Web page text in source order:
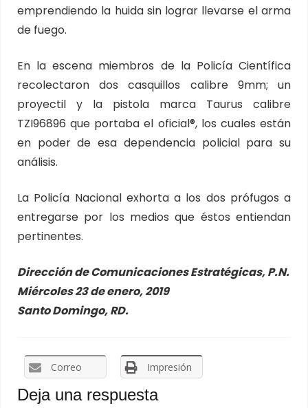
emprendiendo la huida sin lograr llevarse el arma
de fuego.
En la escena miembros de la Policía Científica
recolectaron dos casquillos calibre 9mm; un
proyectil y la pistola marca Taurus calibre
TZI96896 que portaba el oficial®, los cuales están
en poder de esa dependencia policial para su
análisis.
La Policía Nacional exhorta a los dos prófugos a
entregarse por los medios que éstos entiendan
pertinentes.
Dirección de Comunicaciones Estratégicas, P.N.
Miércoles 23 de enero, 2019
Santo Domingo, RD.
Correo Impresión
Deja una respuesta